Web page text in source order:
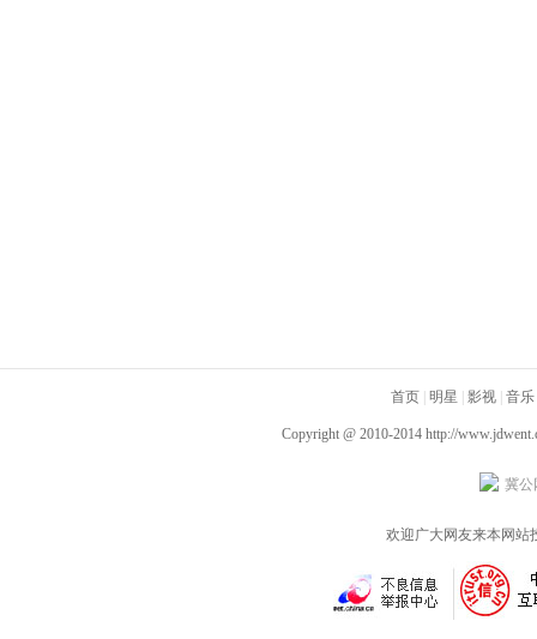
首页 明星 影视 音乐
Copyright @ 2010-2014 http://
冀公
欢迎广大网友来本网站